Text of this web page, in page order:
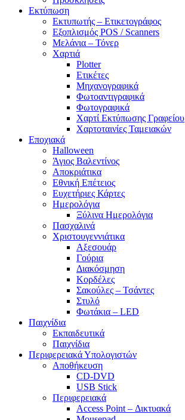
Εκτύπωση
Εκτυπωτής – Ετικετογράφος
Εξοπλισμός POS / Scanners
Μελάνια – Τόνερ
Χαρτιά
Plotter
Ετικέτες
Μηχανογραφικά
Φωτοαντιγραφικά
Φωτογραφικά
Χαρτί Εκτύπωσης Γραφείου
Χαρτοταινίες Ταμειακών
Εποχιακά
Halloween
Άγιος Βαλεντίνος
Αποκριάτικα
Εθνική Επέτειος
Ευχετήριες Κάρτες
Ημερολόγια
Ξύλινα Ημερολόγια
Πασχαλινά
Χριστουγεννιάτικα
Αξεσουάρ
Γούρια
Διακόσμηση
Κορδέλες
Σακούλες – Τσάντες
Στυλό
Φωτάκια – LED
Παιχνίδια
Εκπαιδευτικά
Παιχνίδια
Περιφερειακά Υπολογιστών
Αποθήκευση
CD-DVD
USB Stick
Περιφερειακά
Access Point – Δικτυακά